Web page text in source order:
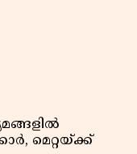
മെറ്റയ്ക്ക്